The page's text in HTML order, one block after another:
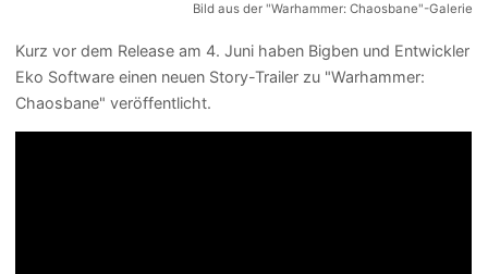
Bild aus der "Warhammer: Chaosbane"-Galerie
Kurz vor dem Release am 4. Juni haben Bigben und Entwickler
Eko Software einen neuen Story-Trailer zu "Warhammer:
Chaosbane" veröffentlicht.